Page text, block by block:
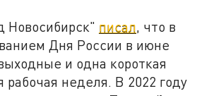
Новосибирск" писал, что в
Дня России в июне
и одна короткая
рабочая неделя. В 2022 году